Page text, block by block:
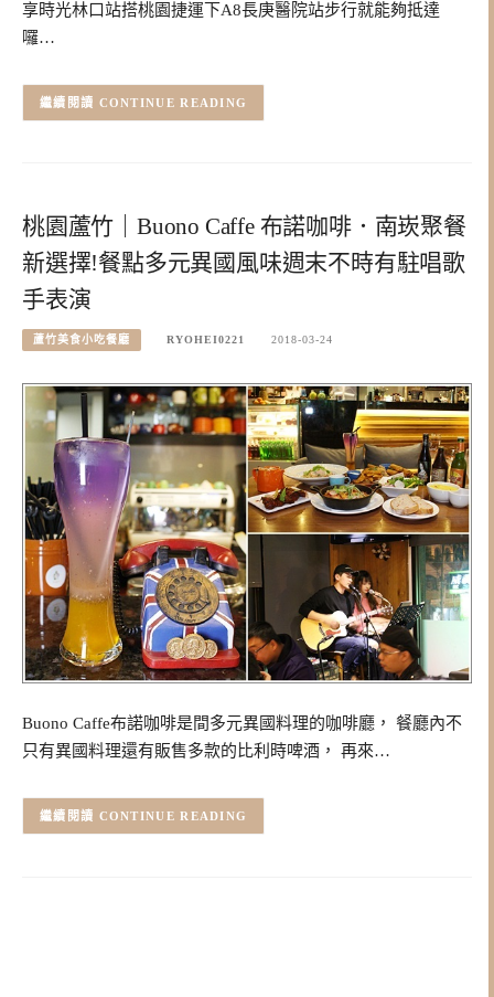
享時光林口站搭桃園捷運下A8長庚醫院站步行就能夠抵達
囉…
CONTINUE READING
桃園蘆竹｜Buono Caffe 布諾咖啡．南崁聚餐
新選擇!餐點多元異國風味週末不時有駐唱歌
手表演
蘆竹美食小吃餐廳 RYOHEI0221 2018-03-24
Buono Caffe布諾咖啡是間多元異國料理的咖啡廳， 餐廳內不
只有異國料理還有販售多款的比利時啤酒， 再來…
CONTINUE READING